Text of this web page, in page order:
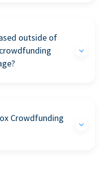
outside of
Crowdfunding